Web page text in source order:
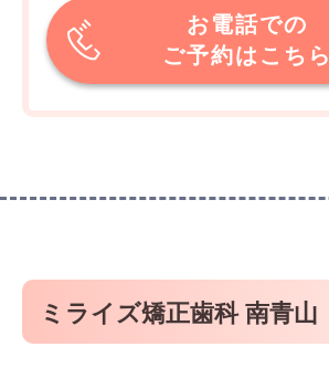
お電話での
ご予約はこちら
ミライズ矯正歯科 南青山